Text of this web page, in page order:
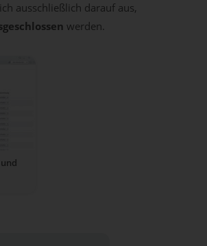
ausschließlich darauf aus,
werden.